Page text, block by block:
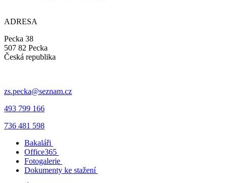
ADRESA
Pecka 38
507 82 Pecka
Česká republika
zs.pecka@seznam.cz
493 799 166
736 481 598
Bakaláři
Office365
Fotogalerie
Dokumenty ke stažení